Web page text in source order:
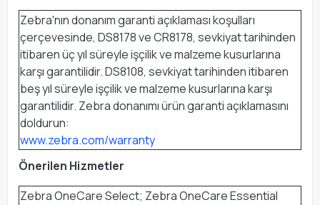
Zebra'nın donanım garanti açıklaması koşulları
çerçevesinde, DS8178 ve CR8178, sevkiyat tarihinden
itibaren üç yıl süreyle işçilik ve malzeme kusurlarına
karşı garantilidir. DS8108, sevkiyat tarihinden itibaren
beş yıl süreyle işçilik ve malzeme kusurlarına karşı
garantilidir. Zebra donanımı ürün garanti açıklamasını
doldurun:
www.zebra.com/warranty
Önerilen Hizmetler
Zebra OneCare Select; Zebra OneCare Essential